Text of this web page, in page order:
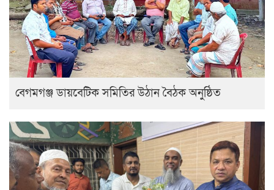
বেগমগঞ্জ ডায়বেটিক সমিতির উঠান বৈঠক অনুষ্ঠিত